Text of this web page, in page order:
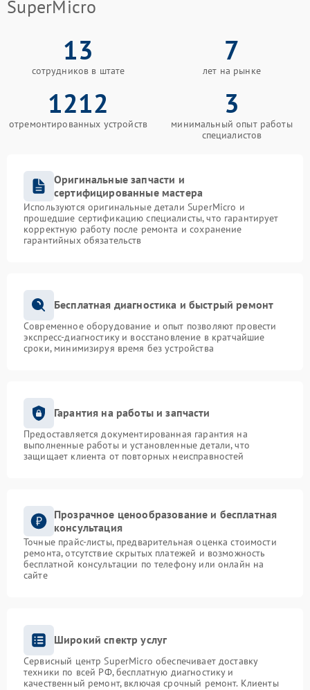
SuperMicro
13
сотрудников в штате
7
лет на рынке
1212
отремонтированных устройств
3
минимальный опыт работы
специалистов
Оригинальные запчасти и
сертифицированные мастера
Используются оригинальные детали SuperMicro и
прошедшие сертификацию специалисты, что гарантирует
корректную работу после ремонта и сохранение
гарантийных обязательств
Бесплатная диагностика и быстрый ремонт
Современное оборудование и опыт позволяют провести
экспресс-диагностику и восстановление в кратчайшие
сроки, минимизируя время без устройства
Гарантия на работы и запчасти
Предоставляется документированная гарантия на
выполненные работы и установленные детали, что
защищает клиента от повторных неисправностей
Прозрачное ценообразование и бесплатная
консультация
Точные прайс-листы, предварительная оценка стоимости
ремонта, отсутствие скрытых платежей и возможность
бесплатной консультации по телефону или онлайн на
сайте
Широкий спектр услуг
Сервисный центр SuperMicro обеспечивает доставку
техники по всей РФ, бесплатную диагностику и
качественный ремонт, включая срочный ремонт. Клиенты